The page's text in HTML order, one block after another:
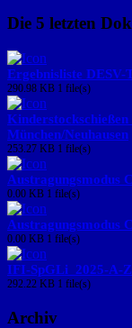
Die 5 letzten
Ergebnisliste DESV-
290.98 KB 1 file(s)
München/Neuhausen
253.27 KB 1 file(s)
Austragungsmodus
0.00 KB 1 file(s)
Austragungsmodus
0.00 KB 1 file(s)
IFI-SpGLi_2025-A-
292.22 KB 1 file(s)
Archiv